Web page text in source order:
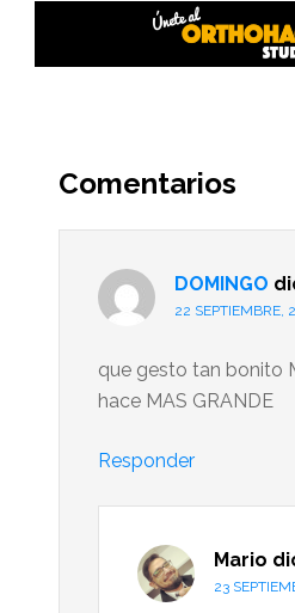
del
lector
Comentarios
DOMINGO
22 SEPTIEMBRE,
que gesto tan bonito
hace MAS GRANDE
Responder
Mario
23